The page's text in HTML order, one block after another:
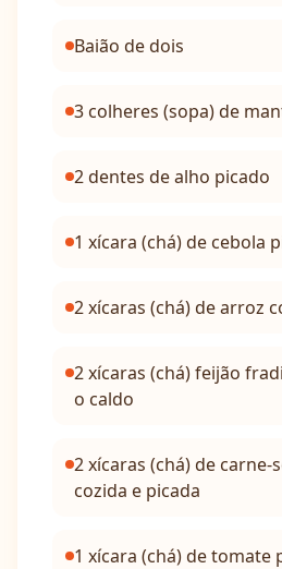
Baião de dois
3 colheres (sopa) de
2 dentes de alho picado
1 xícara (chá) de cebola
2 xícaras (chá) de arroz
2 xícaras (chá) feijão
o caldo
2 xícaras (chá) de carne-
cozida e picada
1 xícara (chá) de tomate